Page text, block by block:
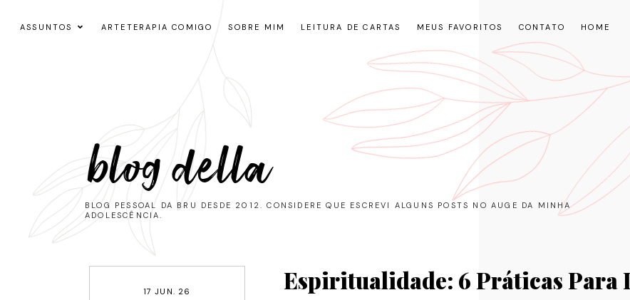
ASSUNTOS ARTETERAPIA COMIGO SOBRE MIM LEITURA DE CARTAS MEUS FAVORITOS CONTATO HOME
blog della
BLOG PESSOAL DA BRU DESDE 2012. CONSIDERE QUE ESCREVI ALGUNS POSTS NO AUGE DA MINHA
ADOLESCÊNCIA.
17 JUN. 26
Espiritualidade: 6 Práticas Para